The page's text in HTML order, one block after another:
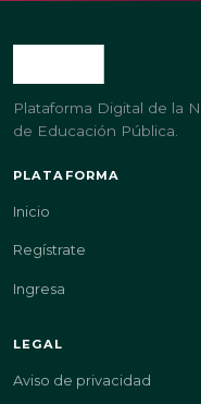
Plataforma Digital de la
de Educación Pública.
PLATAFORMA
Inicio
Regístrate
Ingresa
LEGAL
Aviso de privacidad